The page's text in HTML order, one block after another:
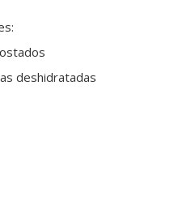
deshidratadas